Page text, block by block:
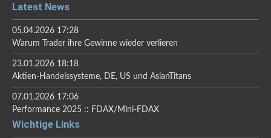
Latest News
05.04.2026 17:28
Warum Trader ihre Gewinne wieder verlieren
23.01.2026 18:18
Aktien-Handelssysteme, DE, US und AsianTitans
07.01.2026 17:06
Performance 2025 :: FDAX/Mini-FDAX
Wichtige Links